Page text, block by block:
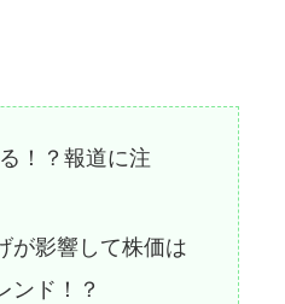
！？報道に注
が影響して株価は
ンド！？